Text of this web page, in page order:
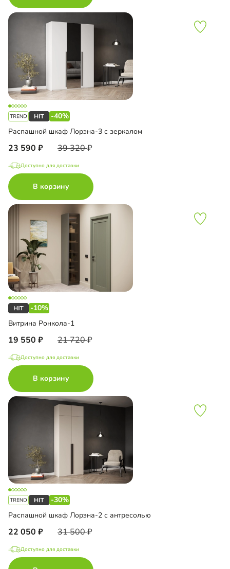
-40%
Распашной шкаф Лорэна-3 с зеркалом
23 590 39 320
Доступно для доставки
В корзину
-10%
Витрина Ронкола-1
19 550 21 720
Доступно для доставки
В корзину
-30%
Распашной шкаф Лорэна-2 с антресолью
22 050 31 500
Доступно для доставки